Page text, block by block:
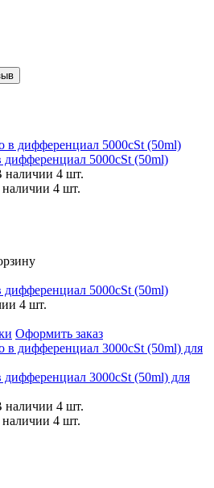
5000cSt (50ml)
наличии 4 шт.
4 шт.
5000cSt (50ml)
4 шт.
Оформить заказ
3000cSt (50ml) для
наличии 4 шт.
4 шт.